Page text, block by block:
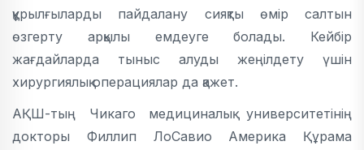
құрылғыларды пайдалану сияқты өмір салтын
өзгерту арқылы емдеуге болады. Кейбір
жағдайларда тыныс алуды жеңілдету үшін
хирургиялық операциялар да қажет.
АҚШ-тың Чикаго медициналық университетінің
докторы Филлип ЛоСавио Америка Құрама